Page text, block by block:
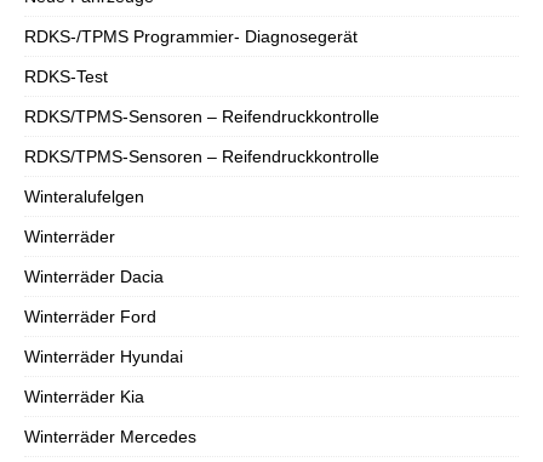
RDKS-/TPMS Programmier- Diagnosegerät
RDKS-Test
RDKS/TPMS-Sensoren – Reifendruckkontrolle
RDKS/TPMS-Sensoren – Reifendruckkontrolle
Winteralufelgen
Winterräder
Winterräder Dacia
Winterräder Ford
Winterräder Hyundai
Winterräder Kia
Winterräder Mercedes